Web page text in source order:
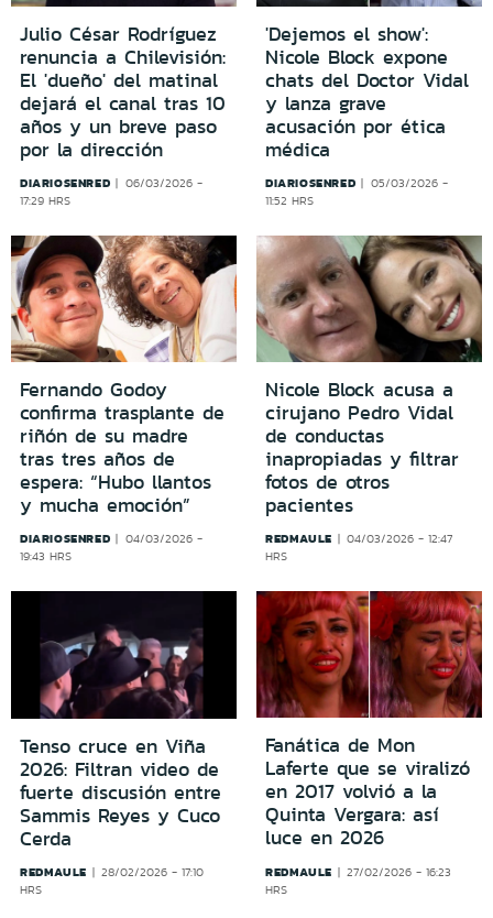
Julio César Rodríguez
renuncia a Chilevisión:
El 'dueño' del matinal
dejará el canal tras 10
años y un breve paso
por la dirección
DIARIOSENRED
06/03/2026 -
17:29 HRS
'Dejemos el show':
Nicole Block expone
chats del Doctor Vidal
y lanza grave
acusación por ética
médica
DIARIOSENRED
05/03/2026 -
11:52 HRS
Fernando Godoy
confirma trasplante de
riñón de su madre
tras tres años de
espera: “Hubo llantos
y mucha emoción”
DIARIOSENRED
04/03/2026 -
19:43 HRS
Nicole Block acusa a
cirujano Pedro Vidal
de conductas
inapropiadas y filtrar
fotos de otros
pacientes
REDMAULE
04/03/2026 - 12:47
HRS
Tenso cruce en Viña
2026: Filtran video de
fuerte discusión entre
Sammis Reyes y Cuco
Cerda
REDMAULE
28/02/2026 - 17:10
HRS
Fanática de Mon
Laferte que se viralizó
en 2017 volvió a la
Quinta Vergara: así
luce en 2026
REDMAULE
27/02/2026 - 16:23
HRS